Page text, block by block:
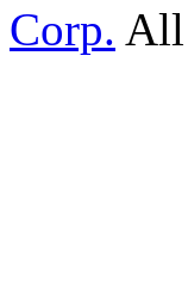
Corp. All